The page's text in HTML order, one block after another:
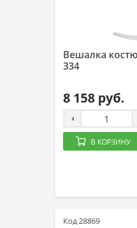
Вешалка
334
8 158 руб.
В КОРЗИНУ
Код 28869